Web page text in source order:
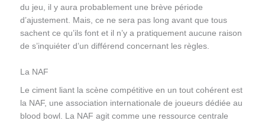
du jeu, il y aura probablement une brève période
d’ajustement. Mais, ce ne sera pas long avant que tous
sachent ce qu’ils font et il n’y a pratiquement aucune raison
de s’inquiéter d’un différend concernant les règles.
La NAF
Le ciment liant la scène compétitive en un tout cohérent est
la NAF, une association internationale de joueurs dédiée au
blood bowl. La NAF agit comme une ressource centrale